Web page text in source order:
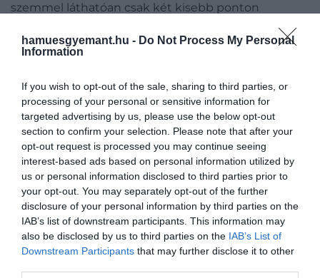
hamuesgyemant.hu - Do Not Process My Personal
Information
If you wish to opt-out of the sale, sharing to third parties, or
processing of your personal or sensitive information for
targeted advertising by us, please use the below opt-out
section to confirm your selection. Please note that after your
opt-out request is processed you may continue seeing
interest-based ads based on personal information utilized by
us or personal information disclosed to third parties prior to
your opt-out. You may separately opt-out of the further
disclosure of your personal information by third parties on the
IAB’s list of downstream participants. This information may
also be disclosed by us to third parties on the IAB’s List of
Downstream Participants that may further disclose it to other
szemmel láthatóan csak két kisebb ponton
észleltek elszenesedett felületi kopást, főként ott,
ahol a hőpajzs a kapszulatesthez csatlakozik.
Hozzátette, hogy első ránézésre a rendszer
viszont most minden részletét alaposan
átvizsgálják. Ez azért kulcskérdés, mert a 2024
végén közzétett NASA-értékelés szerint az Artemis I
után tapasztalt váratlan kopás miatt változtattak a
visszatérési pályán,a jövőbeni kapszulákhoz pedig
módosított hőpajzs-kialakítást terveznek.